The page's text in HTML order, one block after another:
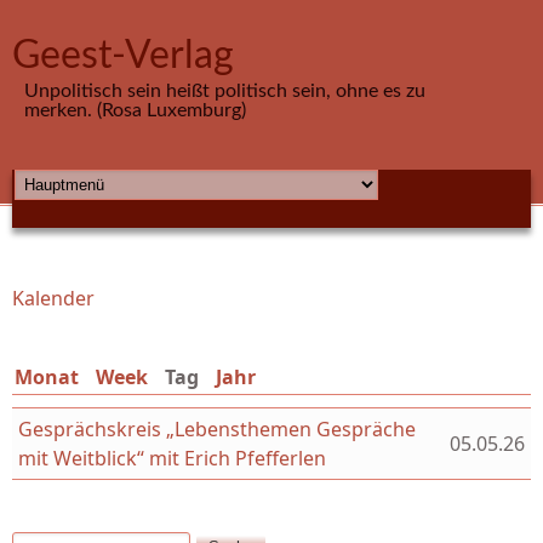
Geest-Verlag
Unpolitisch sein heißt politisch sein, ohne es zu
merken. (Rosa Luxemburg)
HAUPTMENÜ
Sie sind hier
Kalender
Monat Week Tag (aktiver Reiter)
Jahr
Gesprächskreis „Lebensthemen Gespräche
mit Weitblick“ mit Erich Pfefferlen
05.05.26